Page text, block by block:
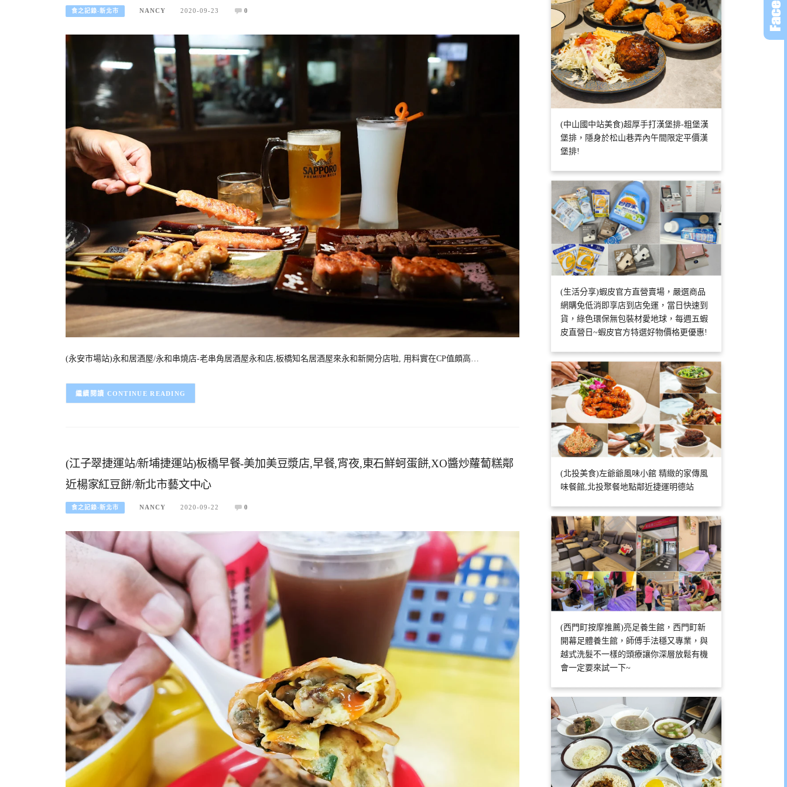
食之記錄-新北市 NANCY 2020-09-23 0
(永安市場站)永和居酒屋/永和串燒店-老串角居酒屋永和店,板橋知名居酒屋來永和新開分店啦, 用料實在CP值頗高…
CONTINUE READING
(江子翠捷運站/新埔捷運站)板橋早餐-美加美豆漿店,早餐,宵夜,東石鮮蚵蛋餅,XO醬炒蘿蔔糕鄰
近楊家紅豆餅/新北市藝文中心
食之記錄-新北市 NANCY 2020-09-22 0
(中山國中站美食)超厚手打漢堡排-粗堡漢
堡排，隱身於松山巷弄內午間限定平價漢
堡排!
(生活分享)蝦皮官方直營賣場，嚴選商品
網購免低消即享店到店免運，當日快速到
貨，綠色環保無包裝材愛地球，每週五蝦
皮直營日~蝦皮官方特選好物價格更優惠!
(北投美食)左爺爺風味小館 精緻的家傳風
味餐館,北投聚餐地點鄰近捷運明德站
(西門町按摩推薦)亮足養生館，西門町新
開幕足體養生館，師傅手法穩又專業，與
越式洗髮不一樣的頭療讓你深層放鬆有機
會一定要來試一下~